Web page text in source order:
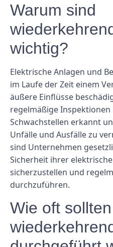
Warum sind
wichtig?
Elektrische Anlagen und
im Laufe der Zeit einem
äußere Einflüsse
regelmäßige
Schwachstellen erkannt
Unfälle und Ausfälle zu
sind Unternehmen
Sicherheit ihrer
sicherzustellen und
durchzuführen.
Wie oft sollten